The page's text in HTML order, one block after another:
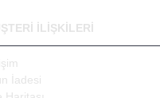
İLIŞKILERI
İadesi